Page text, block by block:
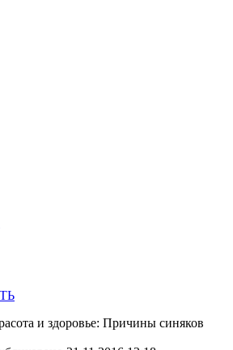
и здоровье: Причины синяков